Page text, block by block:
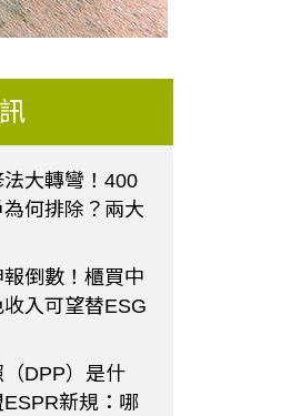
大轉彎！400
何排除？兩大
倒數！櫃買中
入可望替ESG
DPP）是什
新規：哪